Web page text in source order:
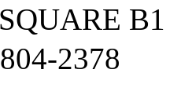
B1
2378